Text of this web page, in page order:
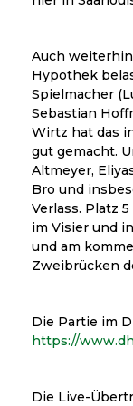
Auch
Hypothek
Spielmacher
Sebastian
Wirtz hat das
gut gemacht.
Altmeyer,
Bro und
Verlass. Platz
im Visier und
und am
Zweibrücken
Die Partie im
https://
Die Live-